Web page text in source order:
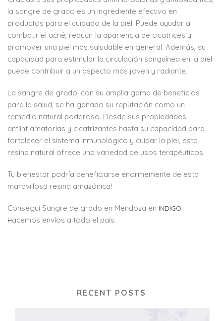
la sangre de grado es un ingrediente efectivo en
productos para el cuidado de la piel. Puede ayudar a
combatir el acné, reducir la apariencia de cicatrices y
promover una piel más saludable en general. Además, su
capacidad para estimular la circulación sanguínea en la piel
puede contribuir a un aspecto más joven y radiante.
La sangre de grado, con su amplia gama de beneficios
para la salud, se ha ganado su reputación como un
remedio natural poderoso. Desde sus propiedades
antiinflamatorias y cicatrizantes hasta su capacidad para
fortalecer el sistema inmunológico y cuidar la piel, esta
resina natural ofrece una variedad de usos terapéuticos.
Tu bienestar podría beneficiarse enormemente de esta
maravillosa resina amazónica!
Conseguí Sangre de grado en Mendoza en INDIGO.
Hacemos envíos a todo el país.
RECENT POSTS